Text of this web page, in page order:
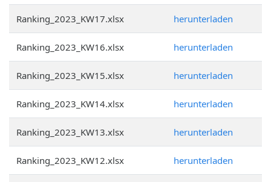
Ranking_2023_KW17.xlsx herunterladen
Ranking_2023_KW16.xlsx herunterladen
Ranking_2023_KW15.xlsx herunterladen
Ranking_2023_KW14.xlsx herunterladen
Ranking_2023_KW13.xlsx herunterladen
Ranking_2023_KW12.xlsx herunterladen